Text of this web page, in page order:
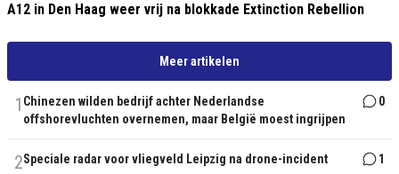
A12 in Den Haag weer vrij na blokkade Extinction Rebellion
Meer artikelen
1 Chinezen wilden bedrijf achter Nederlandse
offshorevluchten overnemen, maar België moest ingrijpen
0
2Speciale radar voor vliegveld Leipzig na drone-incident 1